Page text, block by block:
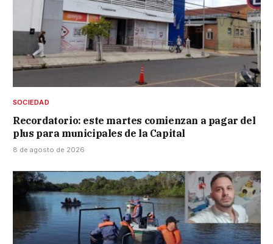
SOCIEDAD
Recordatorio: este martes comienzan a pagar del
plus para municipales de la Capital
8 de agosto de 2026